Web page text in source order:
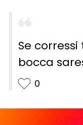
Se
bocca
0